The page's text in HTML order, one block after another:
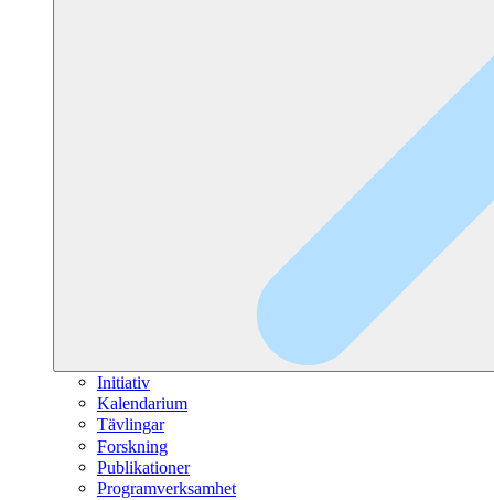
Initiativ
Kalendarium
Tävlingar
Forskning
Publikationer
Programverksamhet